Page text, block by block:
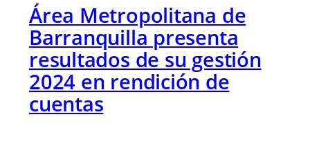
Área Metropolitana de
Barranquilla presenta
resultados de su gestión
2024 en rendición de
cuentas